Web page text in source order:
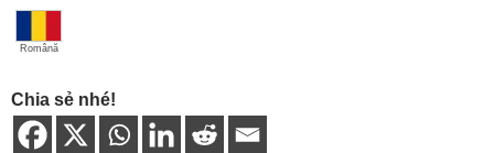
Română
Chia sẻ nhé!